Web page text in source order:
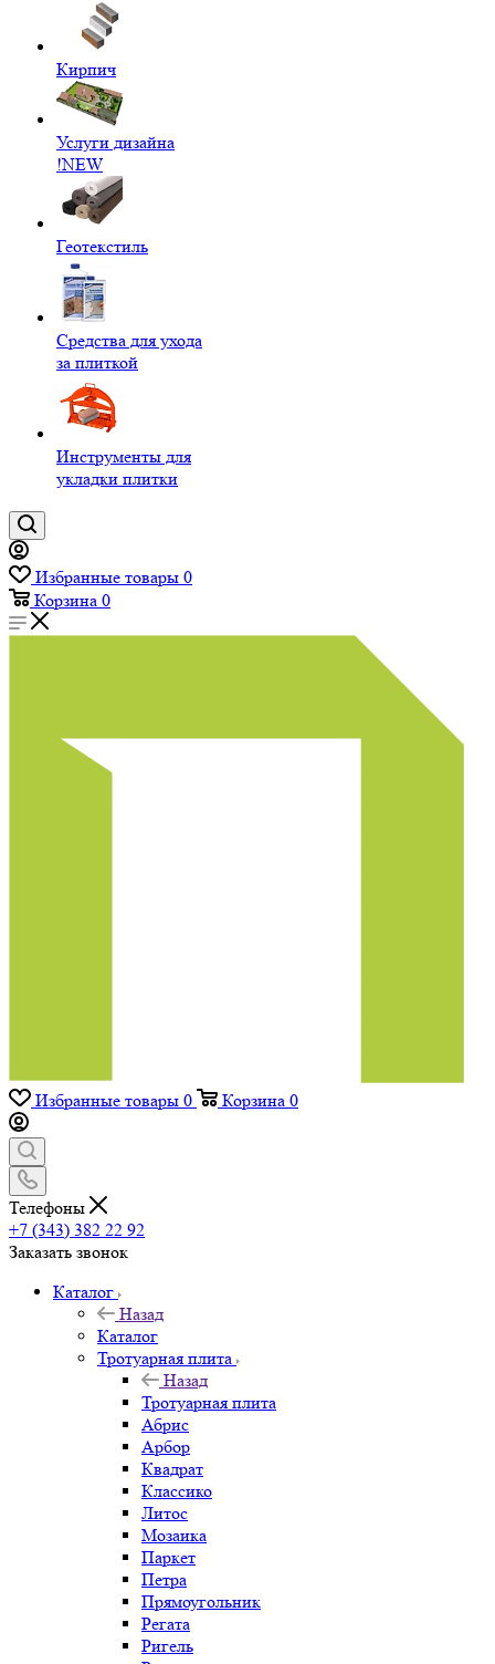
Кирпич
Услуги дизайна
!NEW
Геотекстиль
Средства для ухода
за плиткой
Инструменты для
укладки плитки
Избранные товары 0
Корзина 0
Избранные товары 0 Корзина 0
Телефоны
+7 (343) 382 22 92
Заказать звонок
Каталог
Назад
Каталог
Тротуарная плита
Назад
Тротуарная плита
Абрис
Арбор
Квадрат
Классико
Литос
Мозаика
Паркет
Петра
Прямоугольник
Регата
Ригель